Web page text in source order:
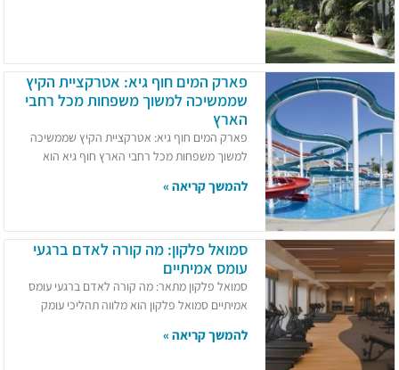
פארק המים חוף גיא: אטרקציית הקיץ
שממשיכה למשוך משפחות מכל רחבי
הארץ
פארק המים חוף גיא: אטרקציית הקיץ שממשיכה
למשוך משפחות מכל רחבי הארץ חוף גיא הוא
להמשך קריאה »
סמואל פלקון: מה קורה לאדם ברגעי
עומס אמיתיים
סמואל פלקון מתאר: מה קורה לאדם ברגעי עומס
אמיתיים סמואל פלקון הוא מלווה תהליכי עומק
להמשך קריאה »